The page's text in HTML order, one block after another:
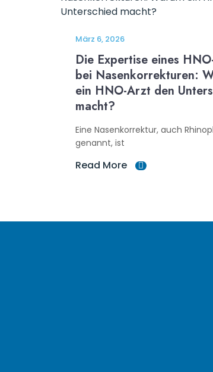
März 6, 2026
Die Expertise eines
bei Nasenkorrekturen:
ein HNO-Arzt den
macht?
Eine Nasenkorrektur, auch
genannt, ist
Read More